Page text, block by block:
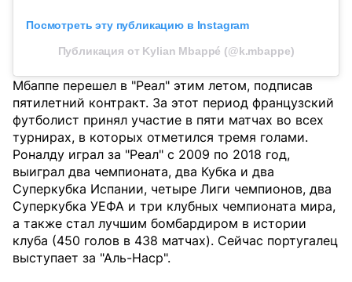
Посмотреть эту публикацию в Instagram
Публикация от Kylian Mbappé (@k.mbappe)
Мбаппе перешел в "Реал" этим летом, подписав
пятилетний контракт. За этот период французский
футболист принял участие в пяти матчах во всех
турнирах, в которых отметился тремя голами.
Роналду играл за "Реал" с 2009 по 2018 год,
выиграл два чемпионата, два Кубка и два
Суперкубка Испании, четыре Лиги чемпионов, два
Суперкубка УЕФА и три клубных чемпионата мира,
а также стал лучшим бомбардиром в истории
клуба (450 голов в 438 матчах). Сейчас португалец
выступает за "Аль-Наср".